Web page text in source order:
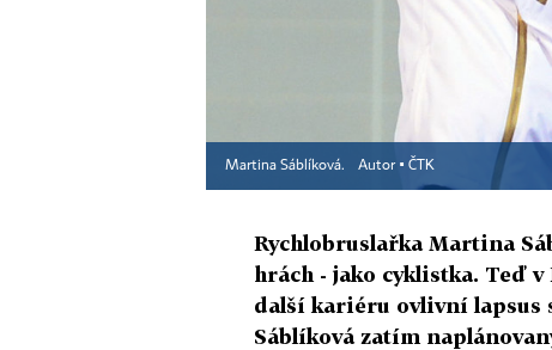
Martina Sáblíková. Autor ▪ ČTK
Rychlobruslařka Martina
hrách - jako cyklistka. Teď
další kariéru ovlivní lapsus
Sáblíková zatím